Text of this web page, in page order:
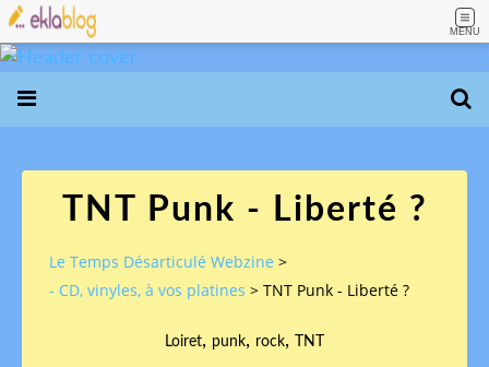
MENU
TNT Punk - Liberté ?
Le Temps Désarticulé Webzine >
- CD, vinyles, à vos platines > TNT Punk - Liberté ?
Loiret, punk, rock, TNT